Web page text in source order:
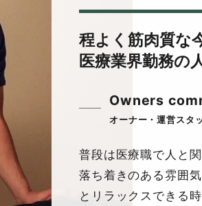
程よく筋肉質な
医療業界勤務の
Owners
普段は医療職で人と
落ち着きのある雰囲
とリラックスできる